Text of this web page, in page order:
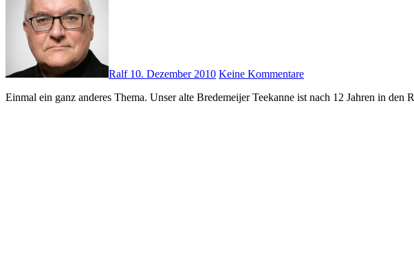
Ralf 10. Dezember 2010 Keine Kommentare
Einmal ein ganz anderes Thema. Unser alte Bredemeijer Teekanne ist nach 12 Jahren in